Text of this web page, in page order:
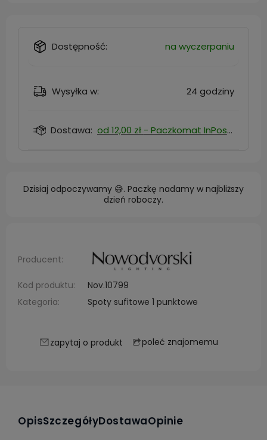
Dostępność: na wyczerpaniu
Wysyłka w: 24 godziny
Dostawa: od 12,00 zł - Paczkomat InPost
Dzisiaj odpoczywamy 😅. Paczkę nadamy w najbliższy
dzień roboczy.
Producent:
Kod produktu:
Nov.10799
Kategoria:
Spoty sufitowe 1 punktowe
zapytaj o produkt poleć znajomemu
OpisSzczegółyDostawaOpinie